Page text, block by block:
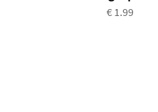
€ 1.99